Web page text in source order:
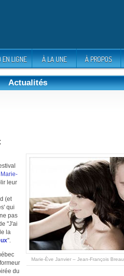
EN LIGNE À LA UNE À PROPOS
Actualités
Marie-Ève Janvier – Jean-François Breau
Marie-
leur
(et
qui
pas
"J'ai
la
".
du